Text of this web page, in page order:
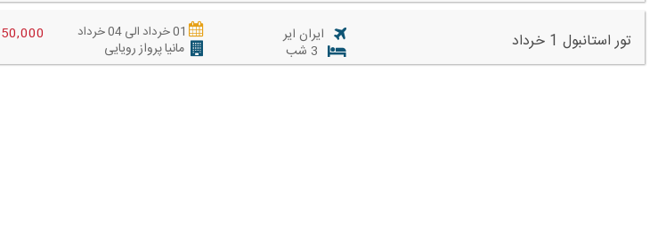
تور استانبول 1 خرداد ایران ایر 01 خرداد الی 04 خرداد
مانیا پرواز رویایی
3,550,000